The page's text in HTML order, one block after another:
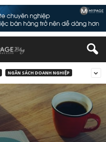
NGÂN SÁCH DOANH NGHIỆP